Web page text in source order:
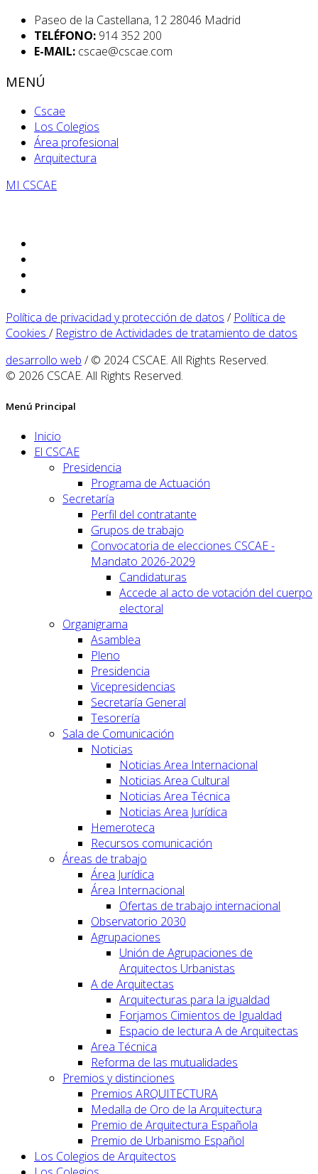
Paseo de la Castellana, 12 28046 Madrid
TELÉFONO: 914 352 200
E-MAIL: cscae@cscae.com
MENÚ
Cscae
Los Colegios
Área profesional
Arquitectura
MI CSCAE
Política de privacidad y protección de datos / Política de
Cookies / Registro de Actividades de tratamiento de datos
desarrollo web / © 2024 CSCAE. All Rights Reserved.
© 2026 CSCAE. All Rights Reserved.
Menú Principal
Inicio
El CSCAE
Presidencia
Programa de Actuación
Secretaría
Perfil del contratante
Grupos de trabajo
Convocatoria de elecciones CSCAE -
Mandato 2026-2029
Candidaturas
Accede al acto de votación del cuerpo
electoral
Organigrama
Asamblea
Pleno
Presidencia
Vicepresidencias
Secretaría General
Tesorería
Sala de Comunicación
Noticias
Noticias Area Internacional
Noticias Area Cultural
Noticias Area Técnica
Noticias Area Jurídica
Hemeroteca
Recursos comunicación
Áreas de trabajo
Área Jurídica
Área Internacional
Ofertas de trabajo internacional
Observatorio 2030
Agrupaciones
Unión de Agrupaciones de
Arquitectos Urbanistas
A de Arquitectas
Arquitecturas para la igualdad
Forjamos Cimientos de Igualdad
Espacio de lectura A de Arquitectas
Area Técnica
Reforma de las mutualidades
Premios y distinciones
Premios ARQUITECTURA
Medalla de Oro de la Arquitectura
Premio de Arquitectura Española
Premio de Urbanismo Español
Los Colegios de Arquitectos